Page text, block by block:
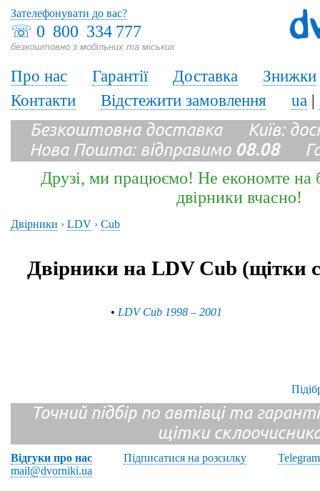
☏ 0 800 334 777
безкоштовно з мобільних та міських
Зателефонувати до вас?
Про нас Гарантії Доставка
Знижки
Контакти
Відстежити замовлення ua |
Безкоштовна доставка Київ:
Нова Пошта: відправимо 08.08
Друзі, ми працюємо! Не економте на
двірники вчасно!
Двірники › LDV › Cub
Двірники на LDV Cub (щітки
• LDV Cub 1998 – 2001
Точний підбір по автівці та
щітки
Відгуки про нас Підписатися на розсилку
Telegram
mail@dvorniki.ua